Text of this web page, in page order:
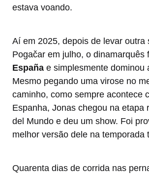
estava voando.
Aí em 2025, depois de levar outra
Pogačar em julho, o dinamarquês
España e simplesmente dominou
Mesmo pegando uma virose no
caminho, como sempre acontece
Espanha, Jonas chegou na etapa
del Mundo e deu um show. Foi
melhor versão dele na temporada
Quarenta dias de corrida nas